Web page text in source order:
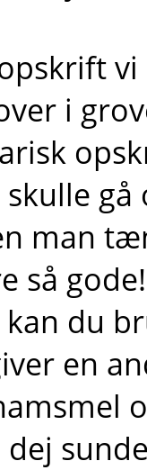
i
man
så gode!
du
en
dej